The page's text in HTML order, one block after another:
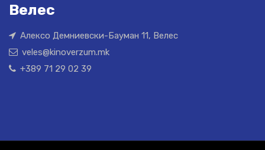
Велес
Алексо Демниевски-Бауман 11, Велес
veles@kinoverzum.mk
+389 71 29 02 39